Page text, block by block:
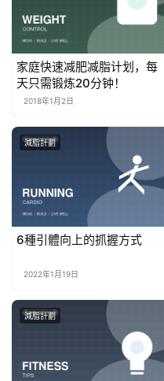
家庭快速减肥减脂计划，每
天只需锻炼20分钟！
2018年1月2日
減脂計劃
6種引體向上的抓握方式
2022年1月19日
減脂計劃